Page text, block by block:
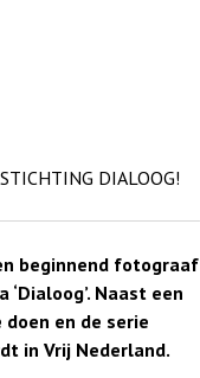
DIALOOG!
beginnend fotograaf
Naast een
en de serie
in Vrij Nederland.